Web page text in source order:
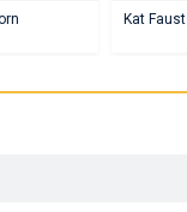
Kat Faust